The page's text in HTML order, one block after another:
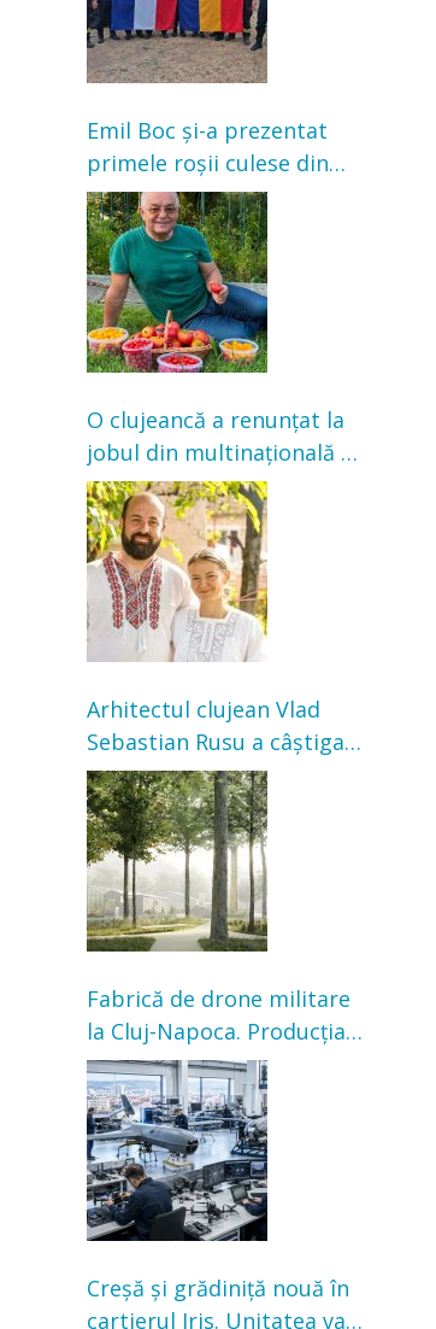
Emil Boc și-a prezentat
primele roșii culese din
grădină: „Niciun magazin
nu poate oferi această
satisfacție”
O clujeancă a renunțat la
jobul din multinațională și
s-a mutat la țară. Acum
cultivă legume în grădina
bunicilor
Arhitectul clujean Vlad
Sebastian Rusu a câștigat
concursul pentru
transformarea Grădinii
Casei Universitarilor
Fabrică de drone militare
la Cluj-Napoca. Producția
ar urma să înceapă în
toamna acestui an
Creșă și grădiniță nouă în
cartierul Iris. Unitatea va